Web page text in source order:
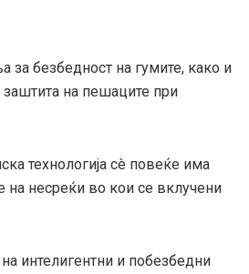
за безбедност на гумите, како и
на пешаците при
технологија сè повеќе има
на несреќи во кои се вклучени
интелигентни и побезбедни